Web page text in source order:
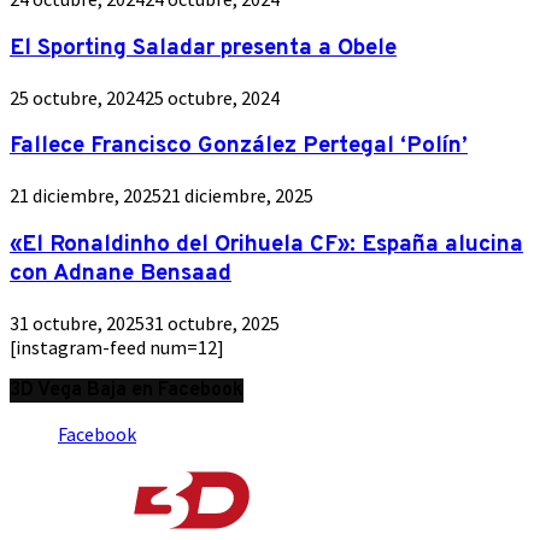
El Sporting Saladar presenta a Obele
25 octubre, 202425 octubre, 2024
Fallece Francisco González Pertegal ‘Polín’
21 diciembre, 202521 diciembre, 2025
«El Ronaldinho del Orihuela CF»: España alucina
con Adnane Bensaad
31 octubre, 202531 octubre, 2025
[instagram-feed num=12]
Facebook